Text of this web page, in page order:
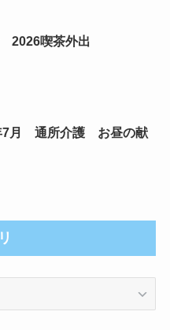
2026喫茶外出
7月 通所介護 お昼の献